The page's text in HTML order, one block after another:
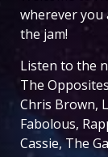
wherever you
the jam!
Listen to the
The
Chris Brown,
Fabolous,
Cassie, The